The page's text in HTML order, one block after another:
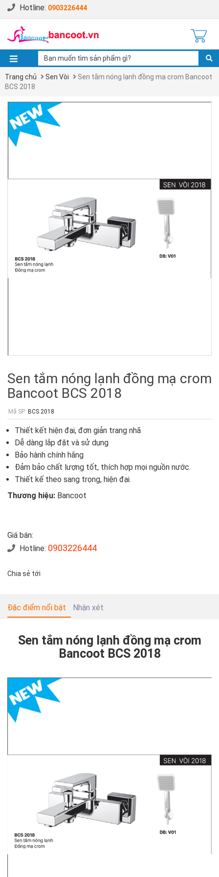
Hotline: 0903226444
Trang chủ Sen Vòi
Sen tắm nóng lạnh đồng mạ crom Bancoot
BCS 2018
Sen tắm nóng lạnh đồng mạ crom
Bancoot BCS 2018
Mã SP: BCS 2018
Thiết kết hiện đại, đơn giản trang nhã
Dễ dàng lắp đặt và sử dụng
Bảo hành chính hãng
Đảm bảo chất lượng tốt, thích hợp mọi nguồn nước.
Thiết kế theo sang trọng, hiện đại.
Thương hiệu: Bancoot
Giá bán:
Hotline: 0903226444
Chia sẻ tới
Đặc điểm nổi bật Nhận xét
Sen tắm nóng lạnh đồng mạ crom
Bancoot BCS 2018